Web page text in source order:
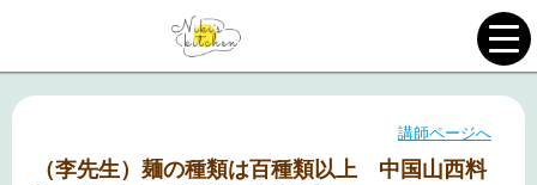
講師ページへ
（李先生）麺の種類は百種類以上 中国山西料